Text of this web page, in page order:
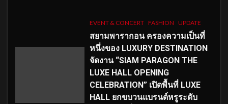
EVENT & CONCERT FASHION UPDATE
สยามพารากอน ครองความเป็นที่
หนึ่งของ LUXURY DESTINATION
จัดงาน “SIAM PARAGON THE
LUXE HALL OPENING
CELEBRATION” เปิดพื้นที่ LUXE
HALL ยกขบวนแบรนด์หรูระดับ